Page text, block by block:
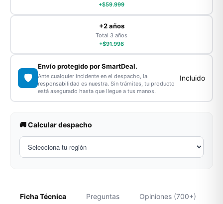
+$59.999
+2 años
Total 3 años
+$91.998
🛡️
Envío protegido por SmartDeal.
Ante cualquier incidente en el despacho, la
responsabilidad es nuestra. Sin trámites, tu producto
está asegurado hasta que llegue a tus manos.
Incluido
🚚 Calcular despacho
Ficha Técnica Preguntas Opiniones (700+)